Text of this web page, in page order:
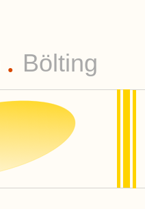
● Bölting